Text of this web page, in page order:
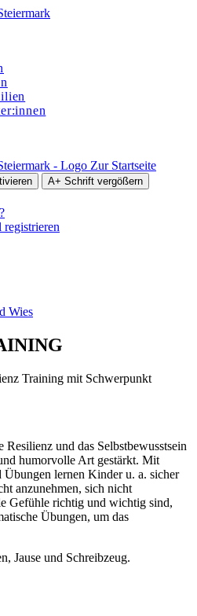
Zur Startseite
A+ Schrift vergößern
Wies
Training mit Schwerpunkt
und das Selbstbewusstsein
humorvolle Art gestärkt. Mit
lernen Kinder u. a. sicher
anzunehmen, sich nicht
Gefühle richtig und wichtig sind,
Übungen, um das
Jause und Schreibzeug.